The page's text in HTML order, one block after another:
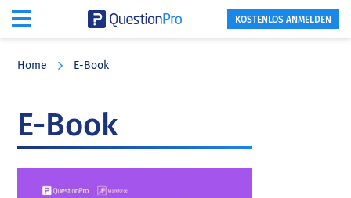
KOSTENLOS ANMELDEN
Home E-Book
E-Book